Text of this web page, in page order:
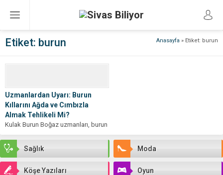
Anasayfa » Etiket: burun
Etiket: burun
Uzmanlardan Uyarı: Burun
Kıllarını Ağda ve Cımbızla
Almak Tehlikeli Mi?
Kulak Burun Boğaz uzmanları, burun
kıllarını ağda veya cımbızla almanın
ciddi sağlık risklerine yol
açabileceğini...
Sağlık Moda
Köşe Yazıları Oyun